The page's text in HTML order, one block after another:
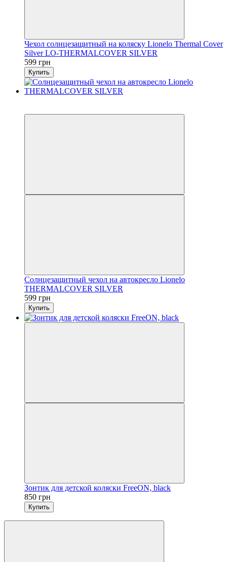
Чехол солнцезащитный на коляску Lionelo Thermal Cover
Silver LO-THERMALCOVER SILVER
599 грн
Купить
Солнцезащитный чехол на автокресло Lionelo
THERMALCOVER SILVER
599 грн
Купить
Зонтик для детской коляски FreeON, black
850 грн
Купить